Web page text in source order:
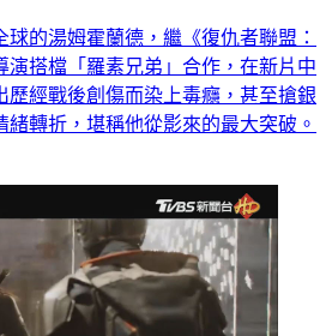
的湯姆霍蘭德，繼《復仇者聯盟：
演搭檔「羅素兄弟」合作，在新片中
歷經戰後創傷而染上毒癮，甚至搶銀
轉折，堪稱他從影來的最大突破。